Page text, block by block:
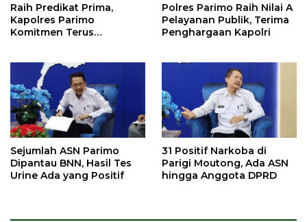
Raih Predikat Prima,
Kapolres Parimo
Komitmen Terus
Polres Parimo Raih Nilai A
Pelayanan Publik, Terima
Penghargaan Kapolri
Sejumlah ASN Parimo
Dipantau BNN, Hasil Tes
Urine Ada yang Positif
31 Positif Narkoba di
Parigi Moutong, Ada ASN
hingga Anggota DPRD